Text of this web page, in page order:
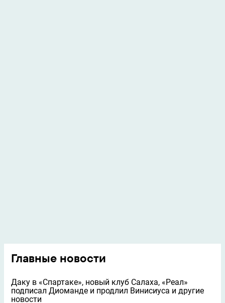
Главные новости
Даку в «Спартаке», новый клуб Салаха, «Реал»
подписал Диоманде и продлил Винисиуса и другие
новости